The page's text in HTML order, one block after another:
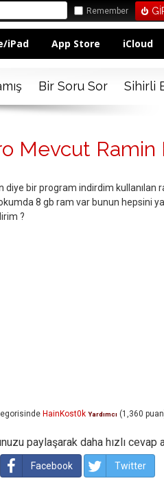
Remember
iPad App Store iCloud
Bir Soru Sor Sihirli
Mevcut Ramin
bir program indirdim kullanılan
8 gb ram var bunun hepsini
?
HainKost0k Yardımcı (1,360
paylaşarak daha hızlı cevap
Facebook Twitter